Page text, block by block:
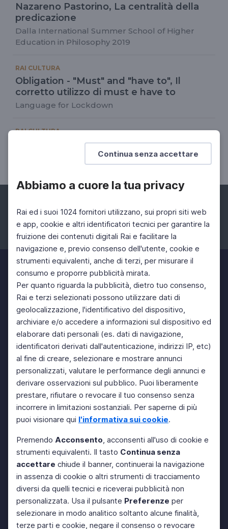
Continua senza accettare
Abbiamo a cuore la tua privacy
Rai ed i suoi 1024 fornitori utilizzano, sui propri siti web
e app, cookie e altri identificatori tecnici per garantire la
fruizione dei contenuti digitali Rai e facilitare la
navigazione e, previo consenso dell'utente, cookie e
strumenti equivalenti, anche di terzi, per misurare il
consumo e proporre pubblicità mirata.
Per quanto riguarda la pubblicità, dietro tuo consenso,
Rai e terzi selezionati possono utilizzare dati di
geolocalizzazione, l'identificativo del dispositivo,
archiviare e/o accedere a informazioni sul dispositivo ed
elaborare dati personali (es. dati di navigazione,
identificatori derivati dall'autenticazione, indirizzi IP, etc)
al fine di creare, selezionare e mostrare annunci
personalizzati, valutare le performance degli annunci e
derivare osservazioni sul pubblico. Puoi liberamente
prestare, rifiutare o revocare il tuo consenso senza
incorrere in limitazioni sostanziali. Per saperne di più
puoi visionare qui l'informativa sui cookie.
Premendo Acconsento, acconsenti all'uso di cookie e
strumenti equivalenti. Il tasto Continua senza
accettare chiude il banner, continuerai la navigazione
in assenza di cookie o altri strumenti di tracciamento
diversi da quelli tecnici e riceverai pubblicità non
personalizzata. Usa il pulsante Preferenze per
selezionare in modo analitico soltanto alcune finalità,
terze parti e cookie, negare il consenso o revocare
Nazareno Pastorino, La centralità della
predicazione
Dalla International Summer School of Higher
Education in Philosophy 2019
RAI CULTURA
Obligation - "Must" and "have to", Il
corretto utilizzo di must e have to
Language for Lockdown
RAI CULTURA
La missione di Dante
La missione del buon governo
Facebook Instagram Twitter